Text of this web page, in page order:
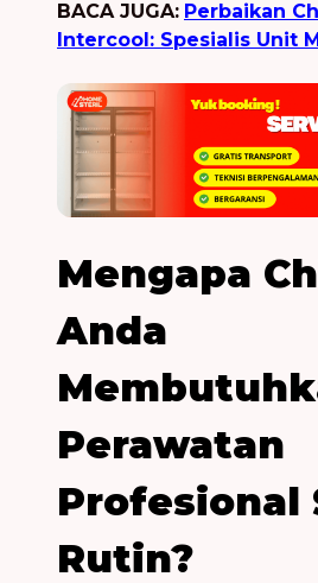
BACA JUGA: Perbaikan
Intercool: Spesialis Unit
Mengapa
Anda
Perawatan
Profesional
Rutin?